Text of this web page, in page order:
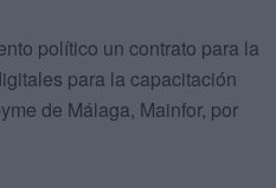
político un contrato para la
para la capacitación
de Málaga, Mainfor, por